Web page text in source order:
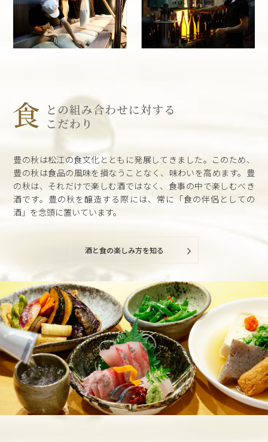
豊の秋は松江の食文化とともに発展してきました。このため、
豊の秋は食品の風味を損なうことなく、味わいを高めます。豊
の秋は、それだけで楽しむ酒ではなく、食事の中で楽しむべき
酒です。豊の秋を醸造する際には、常に「食の伴侶としての
酒」を念頭に置いています。
酒と食の楽しみ方を知る